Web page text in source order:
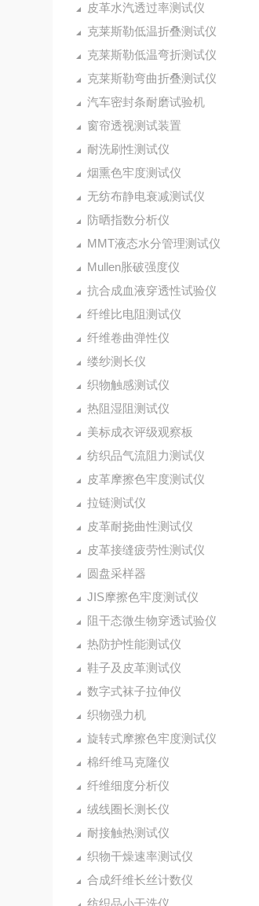
皮革水汽透过率测试仪
克莱斯勒低温折叠测试仪
克莱斯勒低温弯折测试仪
克莱斯勒弯曲折叠测试仪
汽车密封条耐磨试验机
窗帘透视测试装置
耐洗刷性测试仪
烟熏色牢度测试仪
无纺布静电衰减测试仪
防晒指数分析仪
MMT液态水分管理测试仪
Mullen胀破强度仪
抗合成血液穿透性试验仪
纤维比电阻测试仪
纤维卷曲弹性仪
缕纱测长仪
织物触感测试仪
热阻湿阻测试仪
美标成衣评级观察板
纺织品气流阻力测试仪
皮革摩擦色牢度测试仪
拉链测试仪
皮革耐挠曲性测试仪
皮革接缝疲劳性测试仪
圆盘采样器
JIS摩擦色牢度测试仪
阻干态微生物穿透试验仪
热防护性能测试仪
鞋子及皮革测试仪
数字式袜子拉伸仪
织物强力机
旋转式摩擦色牢度测试仪
棉纤维马克隆仪
纤维细度分析仪
绒线圈长测长仪
耐接触热测试仪
织物干燥速率测试仪
合成纤维长丝计数仪
纺织品小干洗仪